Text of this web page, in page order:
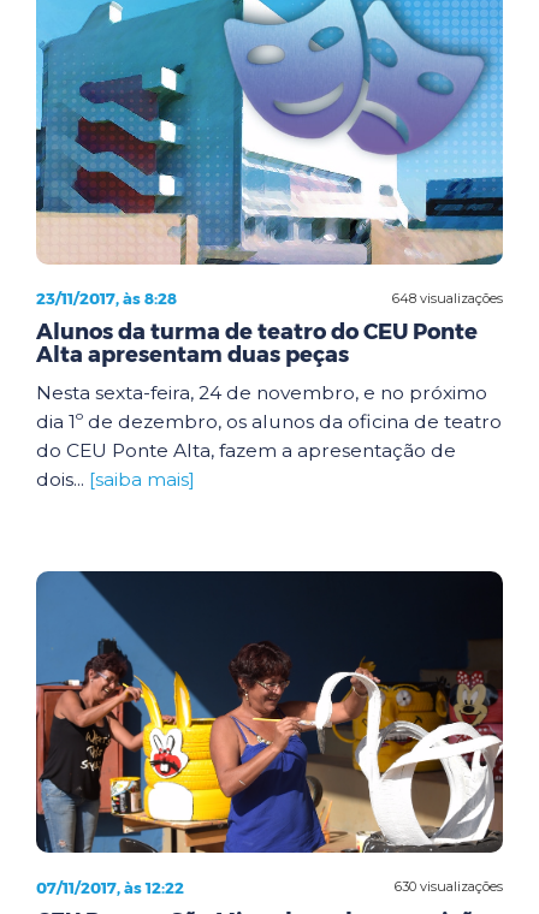
648 visualizações
23/11/2017, às 8:28
Alunos da turma de teatro do CEU Ponte
Alta apresentam duas peças
Nesta sexta-feira, 24 de novembro, e no próximo
dia 1º de dezembro, os alunos da oficina de teatro
do CEU Ponte Alta, fazem a apresentação de
dois... [saiba mais]
630 visualizações
07/11/2017, às 12:22